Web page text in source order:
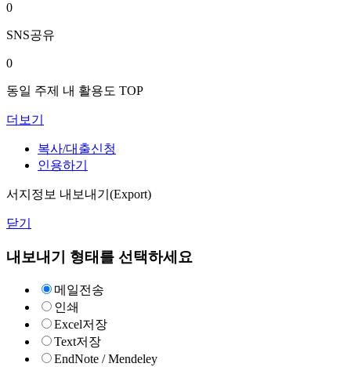
0
SNS공유
0
동일 주제 내 활용도 TOP
더보기
복사/대출신청
인용하기
서지정보 내보내기(Export)
닫기
내보내기 형태를 선택하세요
메일전송
인쇄
Excel저장
Text저장
EndNote / Mendeley